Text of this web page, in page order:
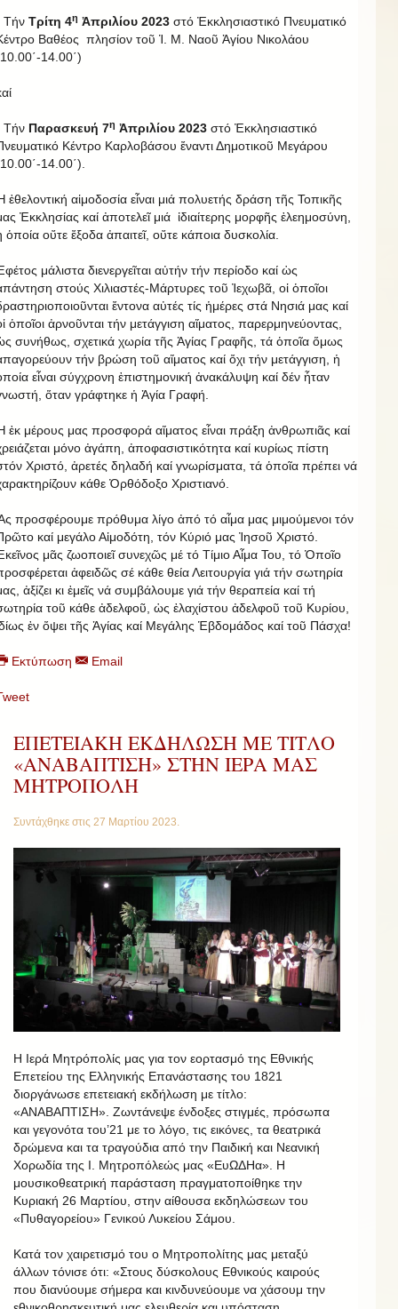
Τήν Τρίτη 4η Ἀπριλίου 2023 στό Ἐκκλησιαστικό Πνευματικό
Βαθέος πλησίον τοῦ Ἱ. Μ. Ναοῦ Ἁγίου Νικολάου
14.00΄)
Τήν Παρασκευή 7η Ἀπριλίου 2023 στό Ἐκκλησιαστικό
Κέντρο Καρλοβάσου ἔναντι Δημοτικοῦ Μεγάρου
14.00΄).
ἐθελοντική αἱμοδοσία εἶναι μιά πολυετής δράση τῆς Τοπικῆς
Ἐκκλησίας καί ἀποτελεῖ μιά ἰδιαίτερης μορφῆς ἐλεημοσύνη,
ὁποία οὔτε ἔξοδα ἀπαιτεῖ, οὔτε κάποια δυσκολία.
μάλιστα διενεργεῖται αὐτήν τήν περίοδο καί ὡς
στούς Χιλιαστές-Μάρτυρες τοῦ Ἰεχωβᾶ, οἱ ὁποῖοι
ἔντονα αὐτές τίς ἡμέρες στά Νησιά μας καί
ὁποῖοι ἀρνοῦνται τήν μετάγγιση αἵματος, παρερμηνεύοντας,
συνήθως, σχετικά χωρία τῆς Ἁγίας Γραφῆς, τά ὁποῖα ὅμως
τήν βρώση τοῦ αἵματος καί ὄχι τήν μετάγγιση, ἡ
εἶναι σύγχρονη ἐπιστημονική ἀνακάλυψη καί δέν ἦταν
ὅταν γράφτηκε ἡ Ἁγία Γραφή.
ἐκ μέρους μας προσφορά αἵματος εἶναι πράξη ἀνθρωπιᾶς καί
μόνο ἀγάπη, ἀποφασιστικότητα καί κυρίως πίστη
Χριστό, ἀρετές δηλαδή καί γνωρίσματα, τά ὁποῖα πρέπει νά
κάθε Ὀρθόδοξο Χριστιανό.
προσφέρουμε πρόθυμα λίγο ἀπό τό αἷμα μας μιμούμενοι τόν
καί μεγάλο Αἱμοδότη, τόν Κύριό μας Ἰησοῦ Χριστό.
μᾶς ζωοποιεῖ συνεχῶς μέ τό Τίμιο Αἷμα Του, τό Ὁποῖο
ἀφειδῶς σέ κάθε θεία Λειτουργία γιά τήν σωτηρία
ἀξίζει κι ἐμεῖς νά συμβάλουμε γιά τήν θεραπεία καί τή
τοῦ κάθε ἀδελφοῦ, ὡς ἐλαχίστου ἀδελφοῦ τοῦ Κυρίου,
ἐν ὄψει τῆς Ἁγίας καί Μεγάλης Ἑβδομάδος καί τοῦ Πάσχα!
Εκτύπωση Email
ΕΠΕΤΕΙΑΚΗ ΕΚΔΗΛΩΣΗ ΜΕ ΤΙΤΛΟ
«ΑΝΑΒΑΠΤΙΣΗ» ΣΤΗΝ ΙΕΡΑ ΜΑΣ
ΜΗΤΡΟΠΟΛΗ
Συντάχθηκε στις 27 Μαρτίου 2023.
Η Ιερά Μητρόπολίς μας για τον εορτασμό της Εθνικής
Επετείου της Ελληνικής Επανάστασης του 1821
διοργάνωσε επετειακή εκδήλωση με τίτλο:
«ΑΝΑΒΑΠΤΙΣΗ». Ζωντάνεψε ένδοξες στιγμές, πρόσωπα
και γεγονότα του’21 με το λόγο, τις εικόνες, τα θεατρικά
δρώμενα και τα τραγούδια από την Παιδική και Νεανική
Χορωδία της Ι. Μητροπόλεώς μας «ΕυΩΔΗα». Η
μουσικοθεατρική παράσταση πραγματοποίθηκε την
Κυριακή 26 Μαρτίου, στην αίθουσα εκδηλώσεων του
«Πυθαγορείου» Γενικού Λυκείου Σάμου.
Κατά τον χαιρετισμό του ο Μητροπολίτης μας μεταξύ
άλλων τόνισε ότι: «Στους δύσκολους Εθνικούς καιρούς
που διανύουμε σήμερα και κινδυνεύουμε να χάσουμ την